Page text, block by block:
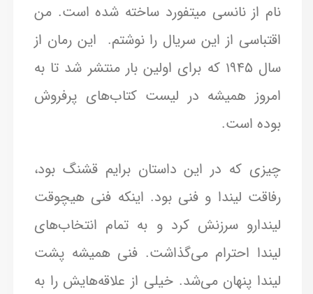
نام از نانسی میتفورد ساخته شده است. من
اقتباسی از این سریال را نوشتم. این رمان از
سال ۱۹۴۵ که برای اولین بار منتشر شد تا به
امروز همیشه در لیست کتاب‌های پرفروش
بوده است.
چیزی که در این داستان برایم قشنگ بود،
رفاقت لیندا و فنی بود. اینکه فنی هیچوقت
لیندارو سرزنش کرد و به تمام انتخاب‌های
لیندا احترام می‌گذاشت. فنی همیشه پشت
لیندا پنهان می‌شد. خیلی از علاقه‌هایش را به